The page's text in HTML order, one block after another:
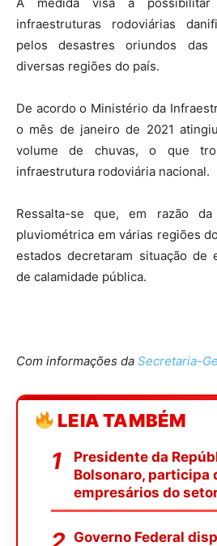
infraestruturas rodoviárias
pelos desastres oriundos das
diversas regiões do país.
De acordo o Ministério da
o mês de janeiro de 2021
volume de chuvas, o que
infraestrutura rodoviária nacional.
Ressalta-se que, em razão da
pluviométrica em várias regiões
estados decretaram situação de
de calamidade pública.
Com informações da Secretaria-
LEIA TAMBÉM
Presidente da
Bolsonaro, participa
empresários do
Governo Federal